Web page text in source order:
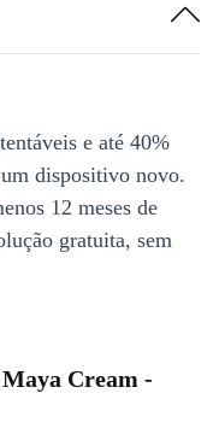
e até 40%
dispositivo novo.
12 meses de
gratuita, sem
Cream -